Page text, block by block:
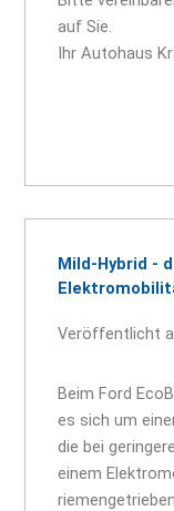
auf Sie.
Ihr Autohaus
Mild-Hybrid -
Veröffentlicht
Beim Ford
es sich um
die bei
einem